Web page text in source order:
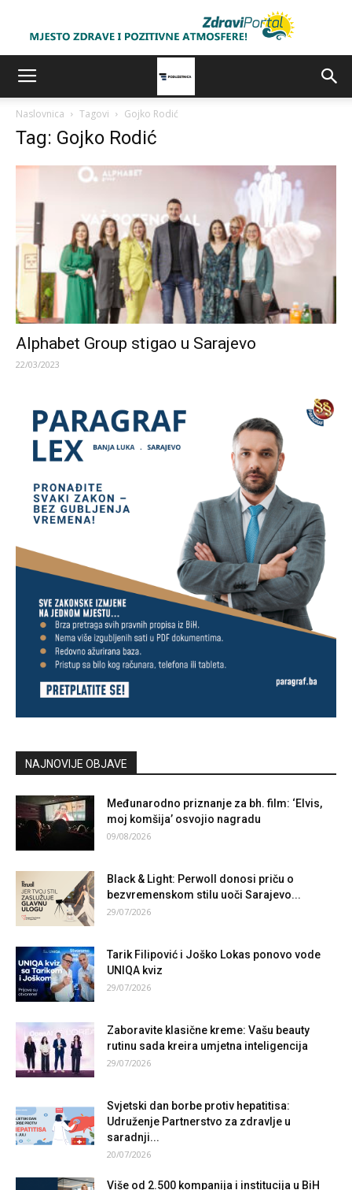
Naslovnica Tagovi Gojko Rodić
Tag: Gojko Rodić
Alphabet Group stigao u Sarajevo
22/03/2023
NAJNOVIJE OBJAVE
Međunarodno priznanje za bh. film: ‘Elvis,
moj komšija’ osvojio nagradu
09/08/2026
Black & Light: Perwoll donosi priču o
bezvremenskom stilu uoči Sarajevo...
29/07/2026
Tarik Filipović i Joško Lokas ponovo vode
UNIQA kviz
29/07/2026
Zaboravite klasične kreme: Vašu beauty
rutinu sada kreira umjetna inteligencija
29/07/2026
Svjetski dan borbe protiv hepatitisa:
Udruženje Partnerstvo za zdravlje u
saradnji...
20/07/2026
Više od 2.500 kompanija i institucija u BiH